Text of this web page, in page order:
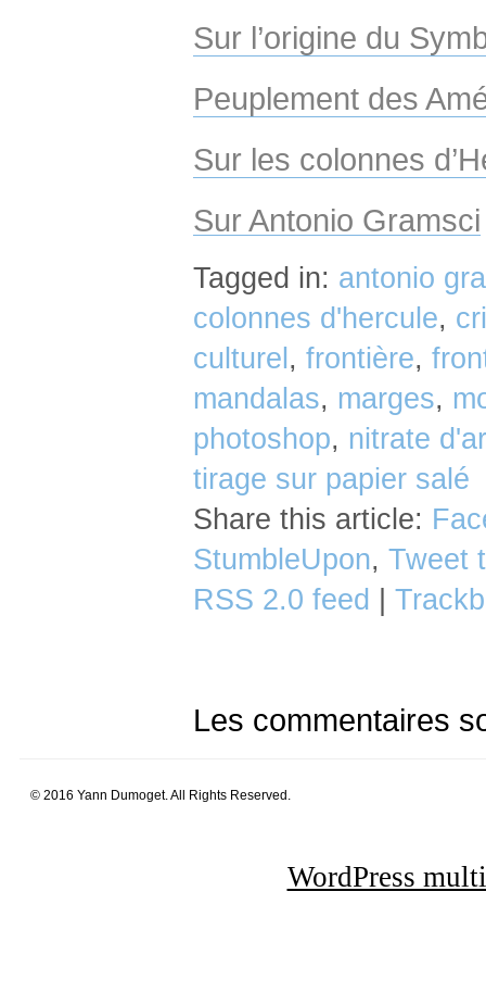
Sur l’origine du
Peuplement des
Sur les colonnes
Sur Antonio Gramsci
Tagged in: antonio
colonnes d'hercule,
culturel , frontière,
mandalas, marges,
photoshop, nitrate
tirage sur papier salé
Share this article:
StumbleUpon, Tweet
RSS 2.0 feed
Les commentaires
© 2016 Yann Dumoget. All Rights Reserved.
WordPress